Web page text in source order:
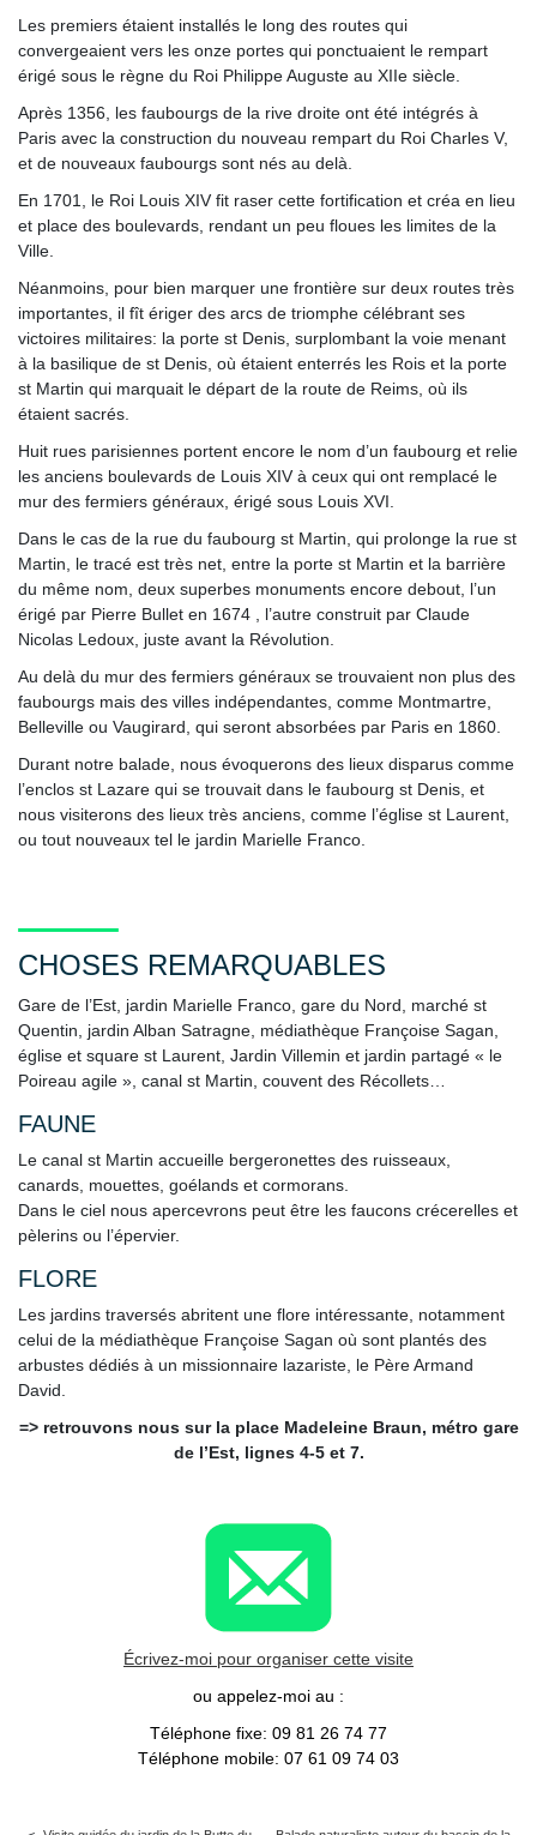
Les premiers étaient installés le long des routes qui
convergeaient vers les onze portes qui ponctuaient le rempart
érigé sous le règne du Roi Philippe Auguste au XIIe siècle.
Après 1356, les faubourgs de la rive droite ont été intégrés à
Paris avec la construction du nouveau rempart du Roi Charles V,
et de nouveaux faubourgs sont nés au delà.
En 1701, le Roi Louis XIV fit raser cette fortification et créa en lieu
et place des boulevards, rendant un peu floues les limites de la
Ville.
Néanmoins, pour bien marquer une frontière sur deux routes très
importantes, il fît ériger des arcs de triomphe célébrant ses
victoires militaires: la porte st Denis, surplombant la voie menant
à la basilique de st Denis, où étaient enterrés les Rois et la porte
st Martin qui marquait le départ de la route de Reims, où ils
étaient sacrés.
Huit rues parisiennes portent encore le nom d’un faubourg et relie
les anciens boulevards de Louis XIV à ceux qui ont remplacé le
mur des fermiers généraux, érigé sous Louis XVI.
Dans le cas de la rue du faubourg st Martin, qui prolonge la rue st
Martin, le tracé est très net, entre la porte st Martin et la barrière
du même nom, deux superbes monuments encore debout, l’un
érigé par Pierre Bullet en 1674 , l’autre construit par Claude
Nicolas Ledoux, juste avant la Révolution.
Au delà du mur des fermiers généraux se trouvaient non plus des
faubourgs mais des villes indépendantes, comme Montmartre,
Belleville ou Vaugirard, qui seront absorbées par Paris en 1860.
Durant notre balade, nous évoquerons des lieux disparus comme
l’enclos st Lazare qui se trouvait dans le faubourg st Denis, et
nous visiterons des lieux très anciens, comme l’église st Laurent,
ou tout nouveaux tel le jardin Marielle Franco.
CHOSES REMARQUABLES
Gare de l’Est, jardin Marielle Franco, gare du Nord, marché st
Quentin, jardin Alban Satragne, médiathèque Françoise Sagan,
église et square st Laurent, Jardin Villemin et jardin partagé « le
Poireau agile », canal st Martin, couvent des Récollets…
FAUNE
Le canal st Martin accueille bergeronettes des ruisseaux,
canards, mouettes, goélands et cormorans.
Dans le ciel nous apercevrons peut être les faucons crécerelles et
pèlerins ou l’épervier.
FLORE
Les jardins traversés abritent une flore intéressante, notamment
celui de la médiathèque Françoise Sagan où sont plantés des
arbustes dédiés à un missionnaire lazariste, le Père Armand
David.
=> retrouvons nous sur la place Madeleine Braun, métro gare
de l’Est, lignes 4-5 et 7.
Écrivez-moi pour organiser cette visite
ou appelez-moi au :
Téléphone fixe: 09 81 26 74 77
Téléphone mobile: 07 61 09 74 03